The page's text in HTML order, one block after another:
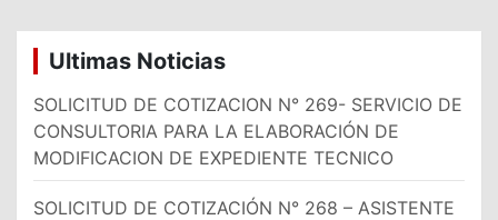
Ultimas Noticias
SOLICITUD DE COTIZACION N° 269- SERVICIO DE
CONSULTORIA PARA LA ELABORACIÓN DE
MODIFICACION DE EXPEDIENTE TECNICO
SOLICITUD DE COTIZACIÓN N° 268 – ASISTENTE